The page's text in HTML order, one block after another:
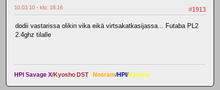
#1913
10.03.10 - klo: 18.16
dodii vastarissa olikin vika eikä virtsakatkasijassa... Futaba PL2
2.4ghz tilalle
HPI Savage X/Kyosho DST Nosram/HPI /Kyosho